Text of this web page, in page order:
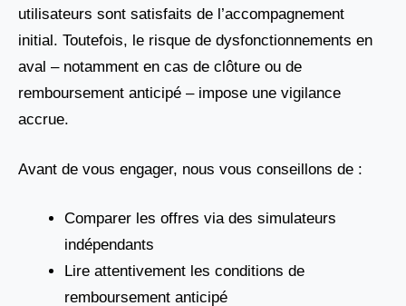
utilisateurs sont satisfaits de l’accompagnement
initial. Toutefois, le risque de dysfonctionnements en
aval – notamment en cas de clôture ou de
remboursement anticipé – impose une vigilance
accrue.
Avant de vous engager, nous vous conseillons de :
Comparer les offres via des simulateurs
indépendants
Lire attentivement les conditions de
remboursement anticipé